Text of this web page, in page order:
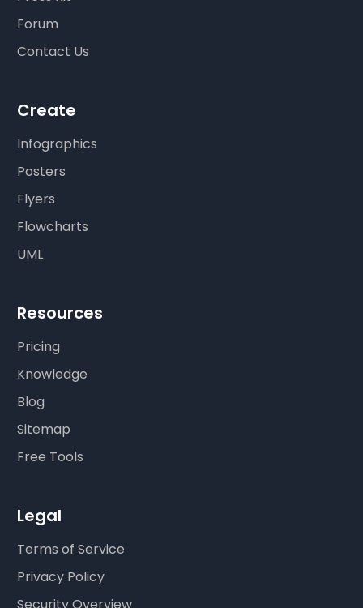
Forum
Contact Us
Create
Infographics
Posters
Flyers
Flowcharts
UML
Resources
Pricing
Knowledge
Blog
Sitemap
Free Tools
Legal
Terms of Service
Privacy Policy